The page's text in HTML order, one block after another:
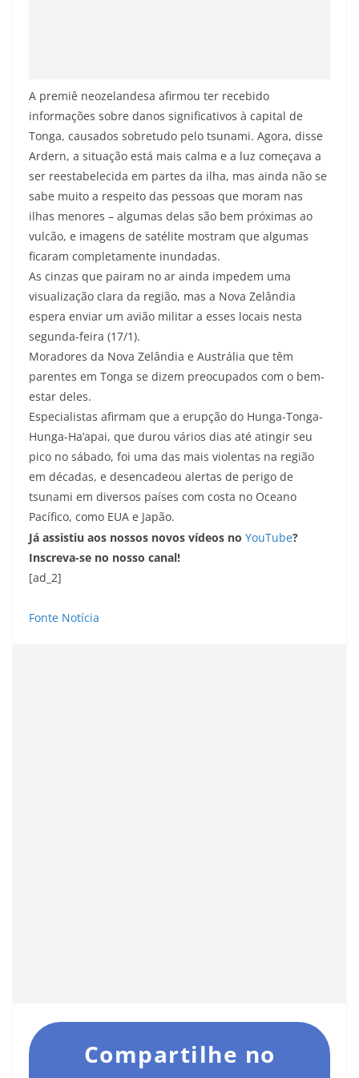
A premiê neozelandesa afirmou ter recebido
informações sobre danos significativos à capital de
Tonga, causados sobretudo pelo tsunami. Agora, disse
Ardern, a situação está mais calma e a luz começava a
ser reestabelecida em partes da ilha, mas ainda não se
sabe muito a respeito das pessoas que moram nas
ilhas menores – algumas delas são bem próximas ao
vulcão, e imagens de satélite mostram que algumas
ficaram completamente inundadas.
As cinzas que pairam no ar ainda impedem uma
visualização clara da região, mas a Nova Zelândia
espera enviar um avião militar a esses locais nesta
segunda-feira (17/1).
Moradores da Nova Zelândia e Austrália que têm
parentes em Tonga se dizem preocupados com o bem-
estar deles.
Especialistas afirmam que a erupção do Hunga-Tonga-
Hunga-Ha’apai, que durou vários dias até atingir seu
pico no sábado, foi uma das mais violentas na região
em décadas, e desencadeou alertas de perigo de
tsunami em diversos países com costa no Oceano
Pacífico, como EUA e Japão.
Já assistiu aos nossos novos vídeos no YouTube?
Inscreva-se no nosso canal!
[ad_2]
Fonte Notícia
Compartilhe no